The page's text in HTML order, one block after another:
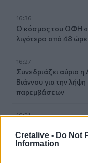
Cretalive - Do Not
Information
16:36
Ο κόσμος του ΟΦΗ
λιγότερο από 48
16:27
Συνεδριάζει αύριο
Βιάννου για την
παρεμβάσεων
16:21
16:13